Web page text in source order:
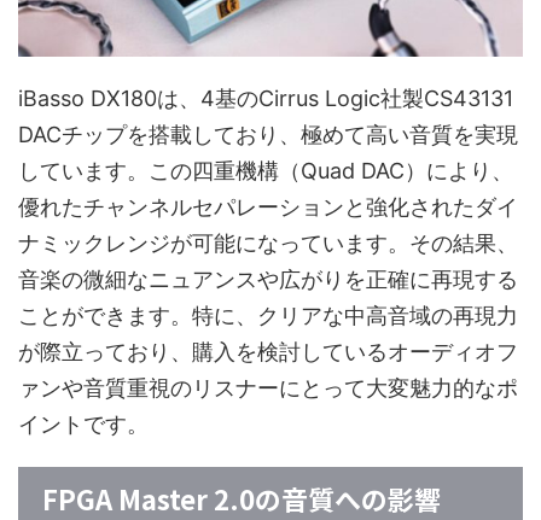
iBasso DX180は、4基のCirrus Logic社製CS43131
DACチップを搭載しており、極めて高い音質を実現
しています。この四重機構（Quad DAC）により、
優れたチャンネルセパレーションと強化されたダイ
ナミックレンジが可能になっています。その結果、
音楽の微細なニュアンスや広がりを正確に再現する
ことができます。特に、クリアな中高音域の再現力
が際立っており、購入を検討しているオーディオフ
ァンや音質重視のリスナーにとって大変魅力的なポ
イントです。
FPGA Master 2.0の音質への影響